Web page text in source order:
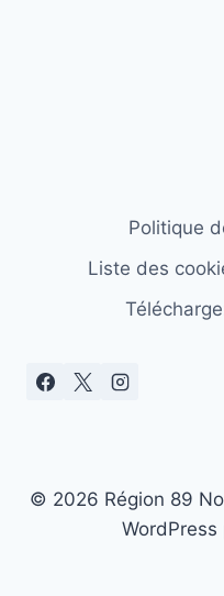
Politique
Liste des
© 2026 Région 89
WordPress